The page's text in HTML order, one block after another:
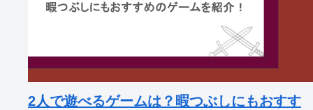
2人で遊べるゲームは？暇つぶしにもおすす